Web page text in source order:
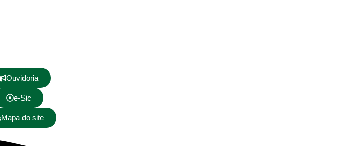
Ouvidoria
e-Sic
Mapa do site